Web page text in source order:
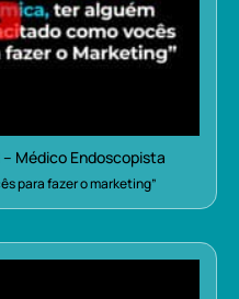
Médico Endoscopista
para fazer o marketing”